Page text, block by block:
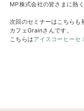
MP株式会社の皆さまに熱
次回のセミナーはこちらも
カフェGrainさんです。
こちらはアイスコーヒーセ